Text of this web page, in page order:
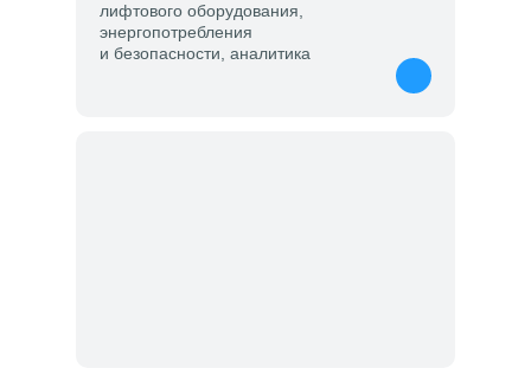
лифтового оборудования,
энергопотребления
и безопасности, аналитика